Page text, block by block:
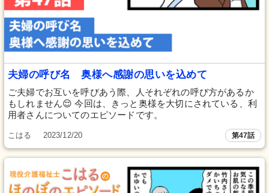
夫婦の呼び名 奥様へ感謝の思いを込めて
ご夫婦でお互いを呼びあう際、人それぞれの呼び方があるか
もしれません😌 今回は、きっと奥様を大切にされている、利
用者さんについてのエピソードです。
こはる 2023/12/20 第47話